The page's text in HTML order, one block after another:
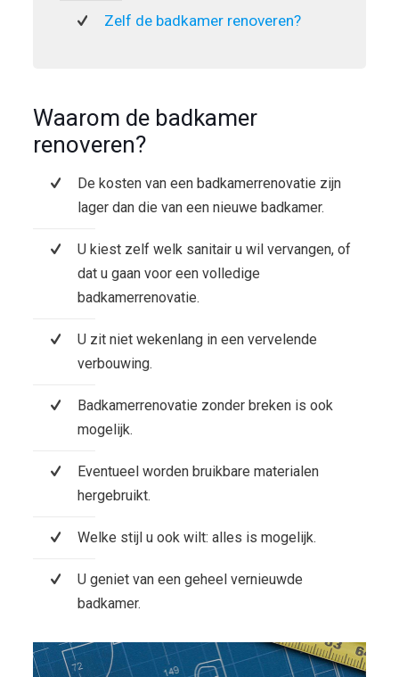
Zelf de badkamer renoveren?
Waarom de badkamer
renoveren?
De kosten van een badkamerrenovatie zijn
lager dan die van een nieuwe badkamer.
U kiest zelf welk sanitair u wil vervangen, of
dat u gaan voor een volledige
badkamerrenovatie.
U zit niet wekenlang in een vervelende
verbouwing.
Badkamerrenovatie zonder breken is ook
mogelijk.
Eventueel worden bruikbare materialen
hergebruikt.
Welke stijl u ook wilt: alles is mogelijk.
U geniet van een geheel vernieuwde
badkamer.